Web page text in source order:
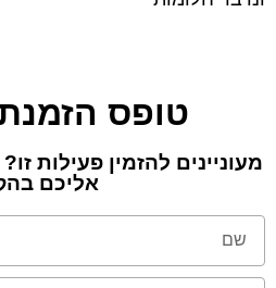
טופס
מעוניינים להזמין פעילות
אליכם